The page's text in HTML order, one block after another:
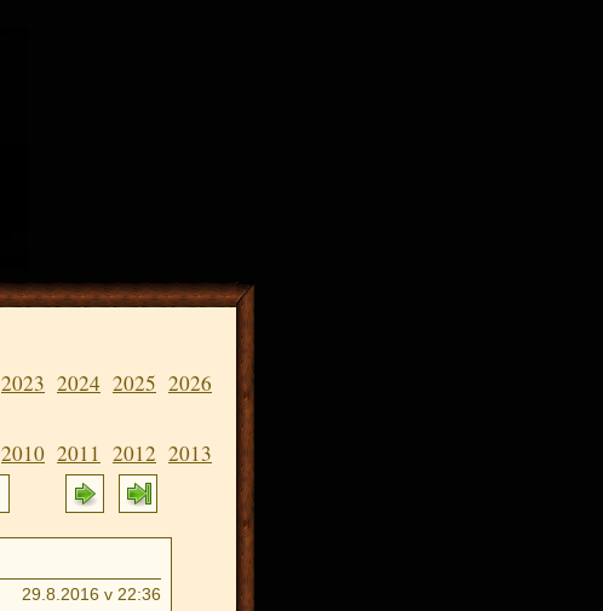
2026
2025
2024
2023
2013
2012
2011
2010
29.8.2016 v 22:36